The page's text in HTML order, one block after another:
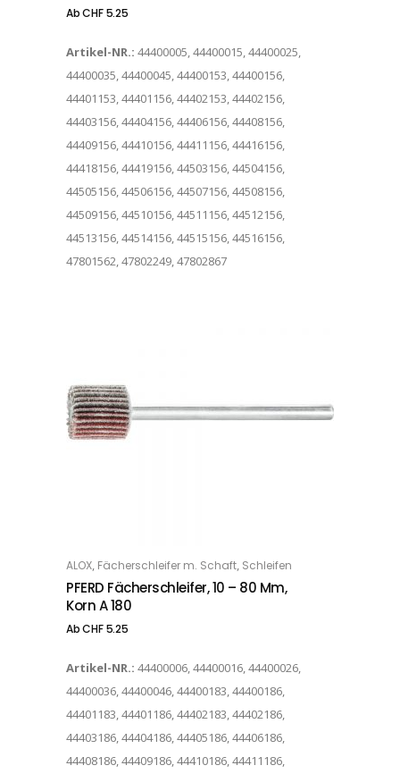
AbCHF5.25
Artikel-NR.: 44400005, 44400015, 44400025,
44400035, 44400045, 44400153, 44400156,
44401153, 44401156, 44402153, 44402156,
44403156, 44404156, 44406156, 44408156,
44409156, 44410156, 44411156, 44416156,
44418156, 44419156, 44503156, 44504156,
44505156, 44506156, 44507156, 44508156,
44509156, 44510156, 44511156, 44512156,
44513156, 44514156, 44515156, 44516156,
47801562, 47802249, 47802867
OPTIONS
ALOX, Fächerschleifer m. Schaft, Schleifen
PFERD Fächerschleifer, 10 – 80 Mm,
Korn A 180
AbCHF5.25
Artikel-NR.: 44400006, 44400016, 44400026,
44400036, 44400046, 44400183, 44400186,
44401183, 44401186, 44402183, 44402186,
44403186, 44404186, 44405186, 44406186,
44408186, 44409186, 44410186, 44411186,